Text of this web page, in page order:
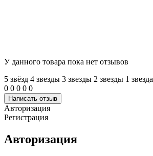
У данного товара пока нет отзывов
5 звёзд 4 звeзды 3 звeзды 2 звeзды 1 звeзда
0 0 0 0 0
Написать отзыв
Авторизация
Регистрация
Авторизация